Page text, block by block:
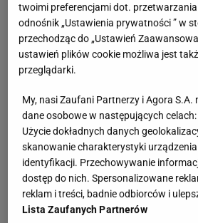
twoimi preferencjami dot.
odnośnik „Ustawienia prywatności ” w
przechodząc do „Ustawień
ustawień plików cookie możliwa jest
przeglądarki.
My, nasi Zaufani Partnerzy i Agora
dane osobowe w następujących celach:
Użycie dokładnych danych
skanowanie charakterystyki
identyfikacji. Przechowywanie
dostęp do nich. Spersonalizowane
reklam i treści, badnie odbiorców i
Lista Zaufanych Partnerów